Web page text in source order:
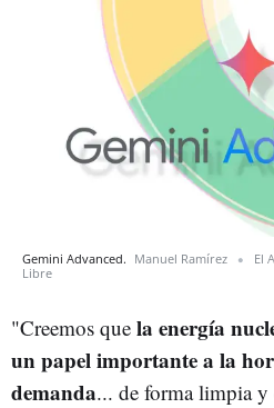
Gemini Advanced. Manuel Ramírez El
Libre
"Creemos que la energía
un papel importante a la
demanda... de forma limpia y